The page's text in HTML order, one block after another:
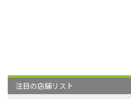
注目の店舗リスト